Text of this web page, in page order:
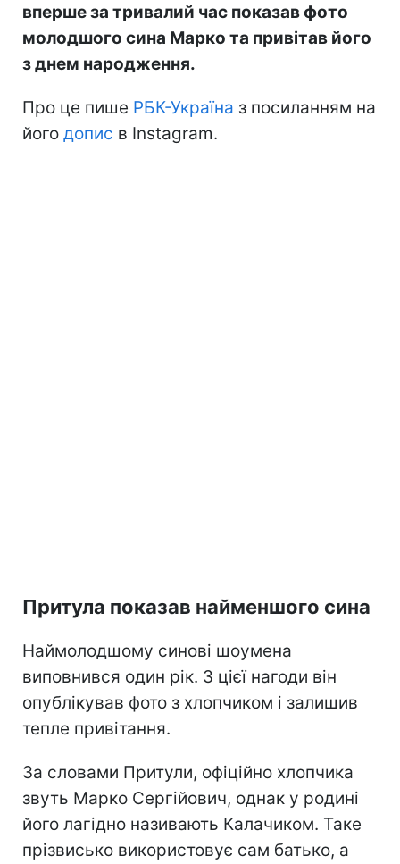
вперше за тривалий час показав фото
молодшого сина Марко та привітав його
з днем народження.
Про це пише РБК-Україна з посиланням на
його допис в Instagram.
Притула показав найменшого сина
Наймолодшому синові шоумена
виповнився один рік. З цієї нагоди він
опублікував фото з хлопчиком і залишив
тепле привітання.
За словами Притули, офіційно хлопчика
звуть Марко Сергійович, однак у родині
його лагідно називають Калачиком. Таке
прізвисько використовує сам батько, а